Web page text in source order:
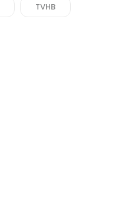
TVHB